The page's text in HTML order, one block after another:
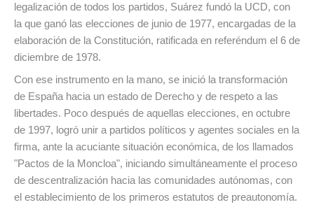
legalización de todos los partidos, Suárez fundó la UCD, con
la que ganó las elecciones de junio de 1977, encargadas de la
elaboración de la Constitución, ratificada en referéndum el 6 de
diciembre de 1978.
Con ese instrumento en la mano, se inició la transformación
de España hacia un estado de Derecho y de respeto a las
libertades. Poco después de aquellas elecciones, en octubre
de 1997, logró unir a partidos políticos y agentes sociales en la
firma, ante la acuciante situación económica, de los llamados
"Pactos de la Moncloa", iniciando simultáneamente el proceso
de descentralización hacia las comunidades autónomas, con
el establecimiento de los primeros estatutos de preautonomía.